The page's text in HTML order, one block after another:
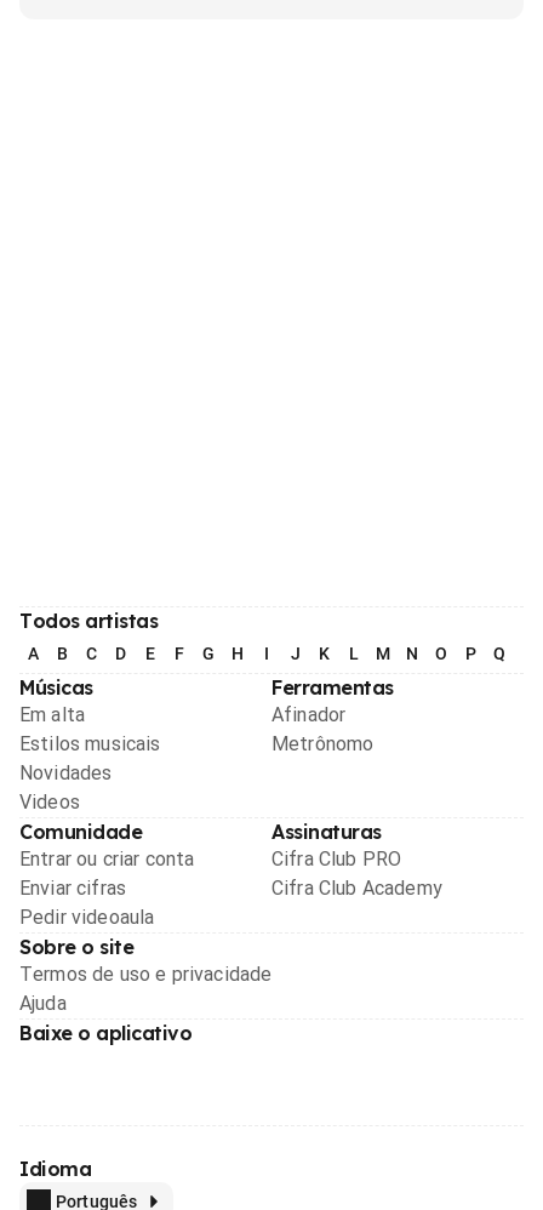
Todos artistas
A B C D E F G H I J K L M N O P Q
Músicas
Em alta
Estilos musicais
Novidades
Videos
Ferramentas
Afinador
Metrônomo
Comunidade
Entrar ou criar conta
Enviar cifras
Pedir videoaula
Assinaturas
Cifra Club PRO
Cifra Club Academy
Sobre o site
Termos de uso e privacidade
Ajuda
Baixe o aplicativo
Idioma
Português